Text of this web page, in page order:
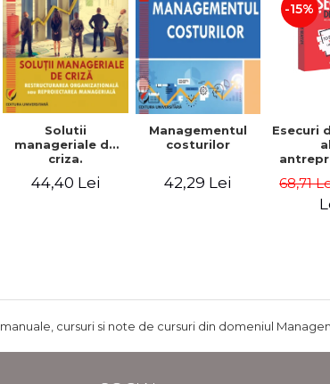
Solutii
manageriale de
criza.
organizationala
44,40 Lei
Managementul
costurilor
42,29 Lei
-15%
Esecuri
esec
68,71
cursuri si note de cursuri din domeniul